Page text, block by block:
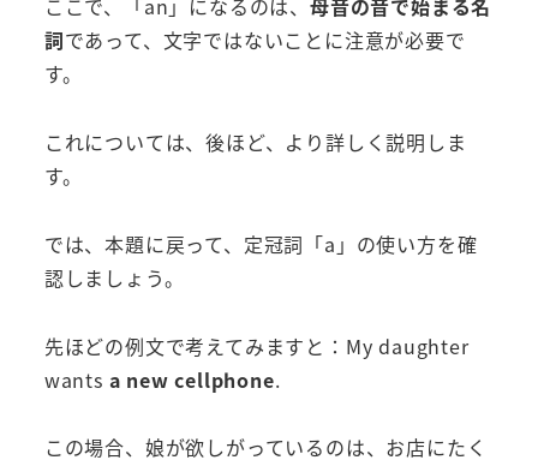
ここで、「an」になるのは、 母音の音で始まる名
詞であって、文字ではないことに注意が必要で
す。
これについては、後ほど、より詳しく説明しま
す。
では、本題に戻って、定冠詞「a」の使い方を確
認しましょう。
先ほどの例文で考えてみますと：My daughter
wants a new cellphone.
この場合、娘が欲しがっているのは、お店にたく